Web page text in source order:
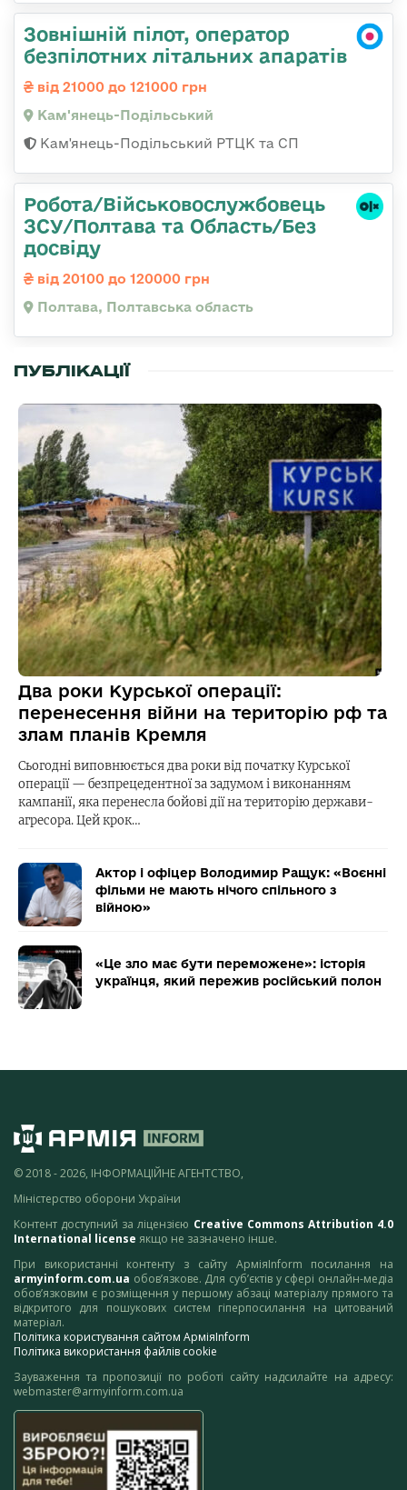
Зовнішній пілот, оператор
безпілотних літальних апаратів
від 21000 до 121000 грн
Кам'янець-Подільський
Кам'янець-Подільський РТЦК та СП
Робота/Військовослужбовець
ЗСУ/Полтава та Область/Без
досвіду
від 20100 до 120000 грн
Полтава, Полтавська область
ПУБЛІКАЦІЇ
Два роки Курської операції:
перенесення війни на територію рф та
злам планів Кремля
Сьогодні виповнюється два роки від початку Курської
операції — безпрецедентної за задумом і виконанням
кампанії, яка перенесла бойові дії на територію держави-
агресора. Цей крок…
Актор і офіцер Володимир Ращук: «Воєнні
фільми не мають нічого спільного з
війною»
«Це зло має бути переможене»: історія
українця, який пережив російський полон
© 2018 - 2026, ІНФОРМАЦІЙНЕ АГЕНТСТВО,
Міністерство оборони України
Контент доступний за ліцензією Creative Commons Attribution 4.0
International license якщо не зазначено інше.
При використанні контенту з сайту АрміяInform посилання на
armyinform.com.ua обов’язкове. Для суб’єктів у сфері онлайн-медіа
обов’язковим є розміщення у першому абзаці матеріалу прямого та
відкритого для пошукових систем гіперпосилання на цитований
матеріал.
Політика користування сайтом АрміяInform
Політика використання файлів cookie
Зауваження та пропозиції по роботі сайту надсилайте на адресу:
webmaster@armyinform.com.ua